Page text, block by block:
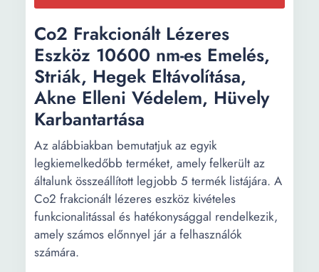
Co2 Frakcionált Lézeres
Eszköz 10600 nm-es Emelés,
Striák, Hegek Eltávolítása,
Akne Elleni Védelem, Hüvely
Karbantartása
Az alábbiakban bemutatjuk az egyik
legkiemelkedőbb terméket, amely felkerült az
általunk összeállított legjobb 5 termék listájára. A
Co2 frakcionált lézeres eszköz kivételes
funkcionalitással és hatékonysággal rendelkezik,
amely számos előnnyel jár a felhasználók
számára.